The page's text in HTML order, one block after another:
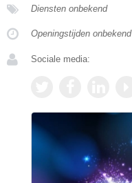
Diensten onbekend
Openingstijden onbekend
Sociale media: